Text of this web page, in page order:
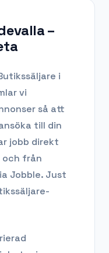
–
i
vi
så att
till din
jobb direkt
och från
Jobble. Just